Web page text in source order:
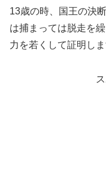
13歳の時、国王の決
は捕まっては脱走を
力を若くして証明しま